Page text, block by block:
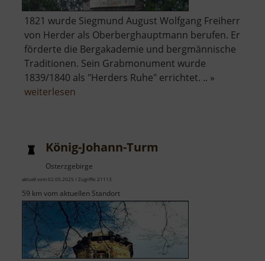
1821 wurde Siegmund August Wolfgang Freiherr
von Herder als Oberberghauptmann berufen. Er
förderte die Bergakademie und bergmännische
Traditionen. Sein Grabmonument wurde
1839/1840 als "Herders Ruhe" errichtet. .. »
weiterlesen
König-Johann-Turm
Osterzgebirge
aktuell vom 02.05.2025 / Zugriffe: 21113
59 km vom aktuellen Standort